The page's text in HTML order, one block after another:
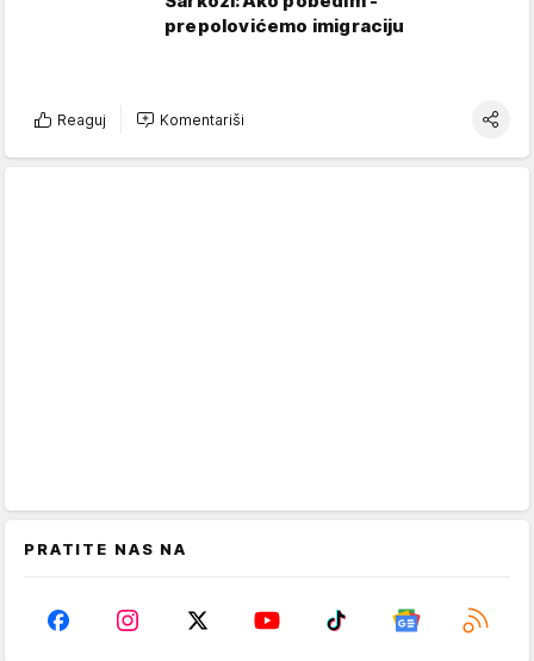
prepolovićemo imigraciju
Reaguj Komentariši
PRATITE NAS NA